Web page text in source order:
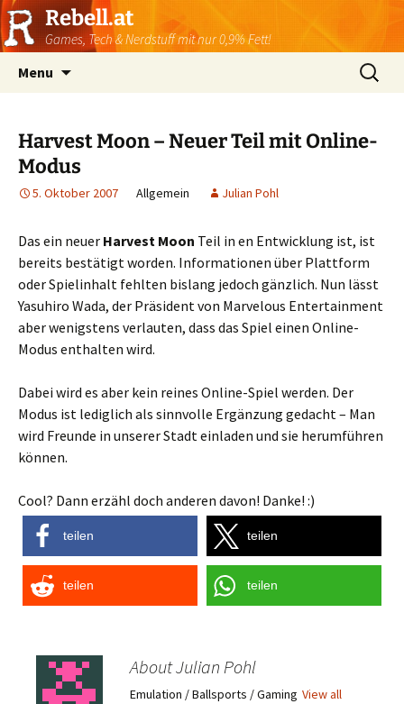
Rebell.at
Games, Tech & Nerdstuff mit nur 0,9% Fett!
Menu
Suchen
nach:
Harvest Moon – Neuer Teil mit Online-
Modus
5. Oktober 2007 Allgemein Julian Pohl
Das ein neuer Harvest Moon Teil in en Entwicklung ist, ist
bereits bestätigt worden. Informationen über Plattform
oder Spielinhalt fehlten bislang jedoch gänzlich. Nun lässt
Yasuhiro Wada, der Präsident von Marvelous Entertainment
aber wenigstens verlauten, dass das Spiel einen Online-
Modus enthalten wird.
Dabei wird es aber kein reines Online-Spiel werden. Der
Modus ist lediglich als sinnvolle Ergänzung gedacht – Man
wird Freunde in unserer Stadt einladen und sie herumführen
können.
Cool? Dann erzähl doch anderen davon! Danke! :)
teilen teilen
teilen teilen
About Julian Pohl
Emulation / Ballsports / Gaming View all